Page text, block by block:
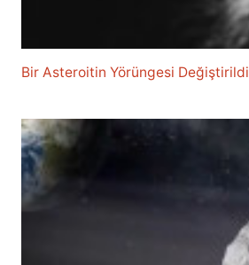
Bir Asteroitin Yörüngesi Değiştirildi